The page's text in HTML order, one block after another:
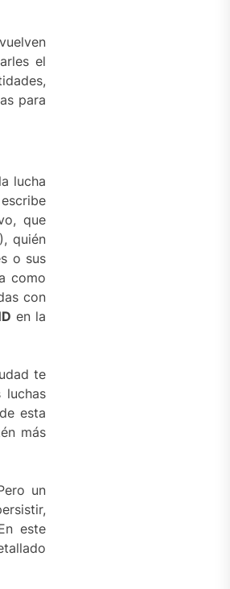
el
para
lucha
que
quién
o sus
como
con
en la
te
luchas
esta
más
un
este